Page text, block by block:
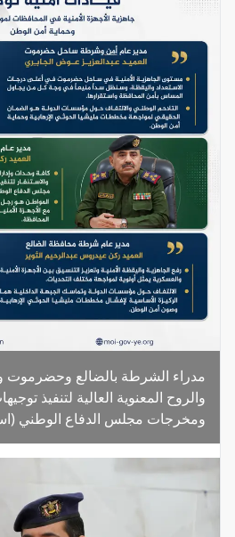
مدراء الشرطة بالضالع وحضرموت
والروح المعنوية العالية لتنفيذ
ومخرجات مجلس الدفاع الوطني